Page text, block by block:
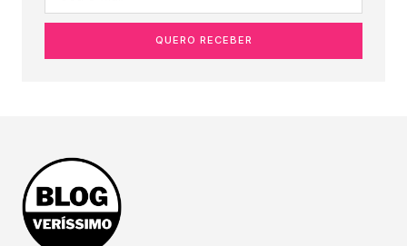
QUERO RECEBER